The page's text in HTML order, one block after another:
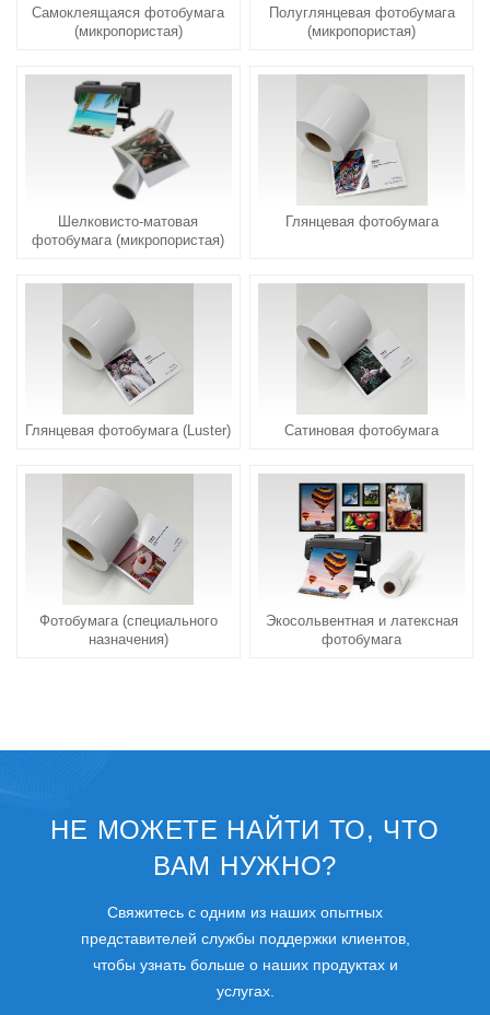
Самоклеящаяся фотобумага
(микропористая)
Полуглянцевая фотобумага
(микропористая)
Шелковисто-матовая
фотобумага (микропористая)
Глянцевая фотобумага
Глянцевая фотобумага (Luster) Сатиновая фотобумага
Фотобумага (специального
назначения)
Экосольвентная и латексная
фотобумага
НЕ МОЖЕТЕ НАЙТИ ТО, ЧТО
ВАМ НУЖНО?
Свяжитесь с одним из наших опытных
представителей службы поддержки клиентов,
чтобы узнать больше о наших продуктах и
услугах.